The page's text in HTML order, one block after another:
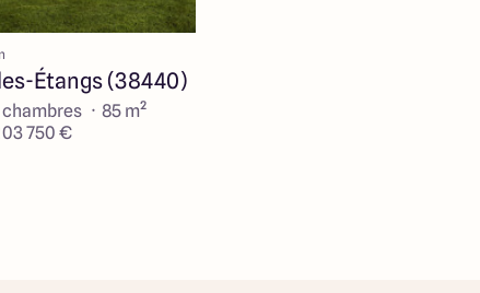
Étangs (38440)
· 85 m²
750 €